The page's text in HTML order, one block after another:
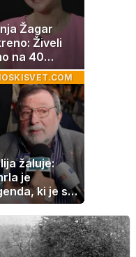
Žagar
Živeli
na 40
a
sem vse,
otrok
žaluje:
je
ki je s
pesmimi